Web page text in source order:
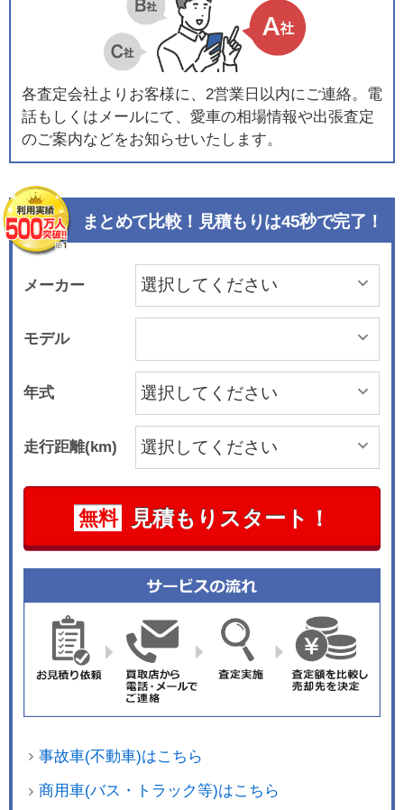
各査定会社よりお客様に、2営業日以内にご連絡。電
話もしくはメールにて、愛車の相場情報や出張査定
のご案内などをお知らせいたします。
まとめて比較！見積もりは45秒で完了！
メーカー
モデル
年式
走行距離(km)
無料 見積もりスタート！
事故車(不動車)はこちら
商用車(バス・トラック等)はこちら